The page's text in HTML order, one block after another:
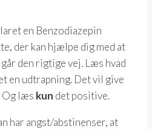
en Benzodiazepin
der kan hjælpe dig med at
den rigtige vej. Læs hvad
en udtrapning. Det vil give
Og læs kun det positive.
har angst/abstinenser, at